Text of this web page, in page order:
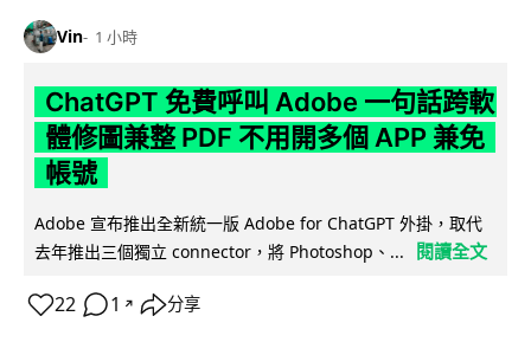
Vin 1 小時
ChatGPT 免費呼叫 Adobe 一句話跨軟
體修圖兼整 PDF 不用開多個 APP 兼免
帳號
Adobe 宣布推出全新統一版 Adobe for ChatGPT 外掛，取代
去年推出三個獨立 connector，將 Photoshop、...
閱讀全文
22 1 ↗ 分享